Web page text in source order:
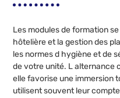
Les modules de formation
hôtelière et la gestion des
les normes d hygiène et de
de votre unité. L alternance
elle favorise une immersion
utilisent souvent leur